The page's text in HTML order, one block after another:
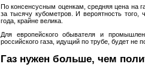
По консенсусным оценкам, средняя цена на
за тысячу кубометров. И вероятность
года, крайне велика.
Для европейского обывателя и
российского газа, идущий по трубе, будет не
Газ нужен больше, чем